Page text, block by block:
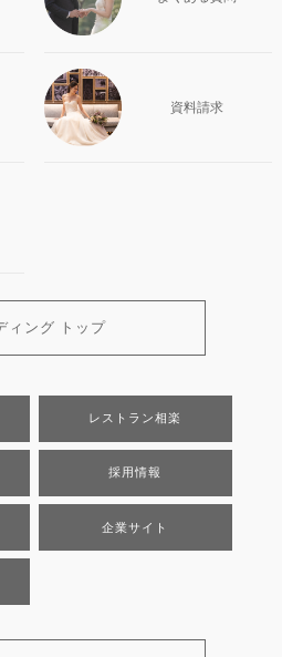
資料請求
ィング トップ
レストラン相楽
採用情報
企業サイト